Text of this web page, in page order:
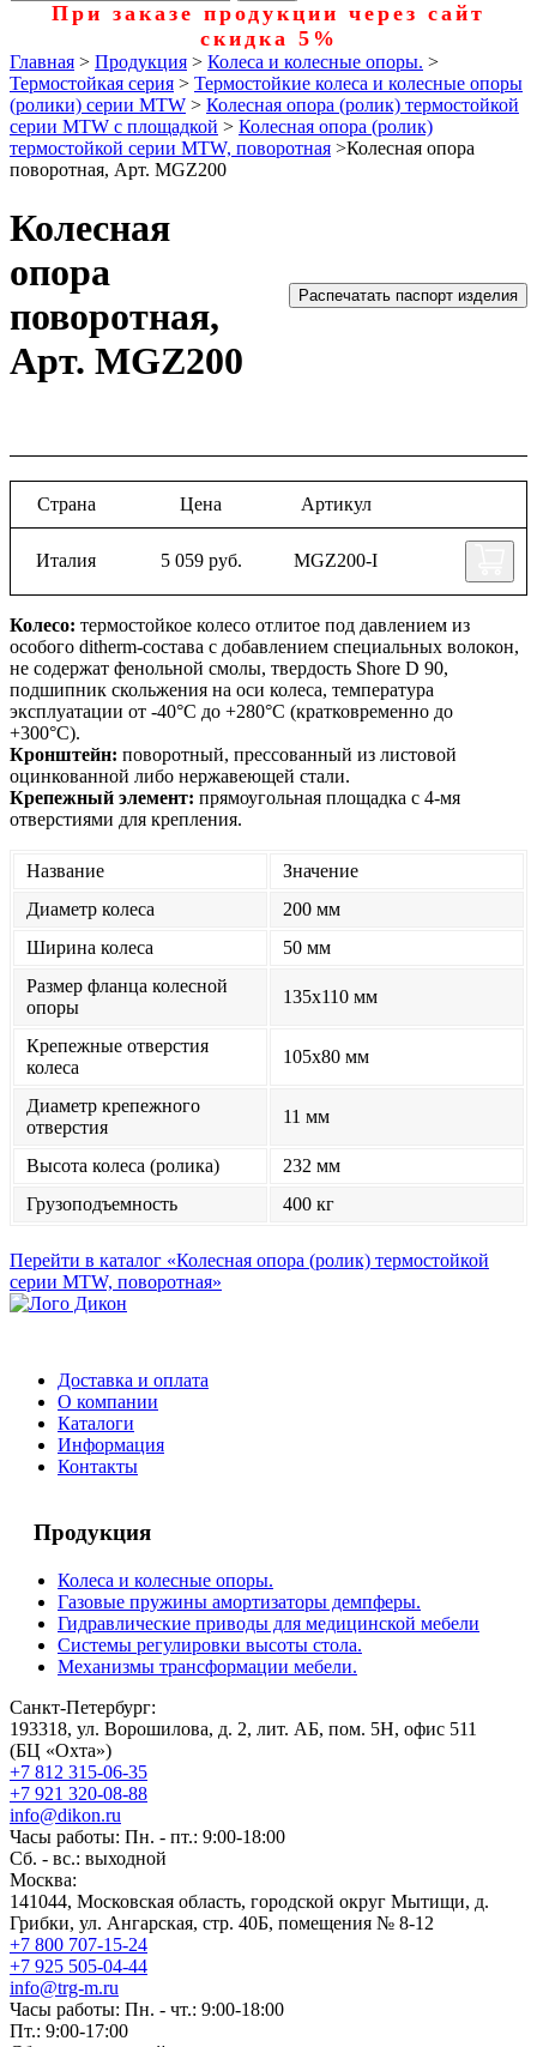
При заказе продукции через сайт
скидка 5%
Главная > Продукция > Колеса и колесные опоры. >
Термостойкая серия > Термостойкие колеса и колесные опоры
(ролики) серии MTW > Колесная опора (ролик) термостойкой
серии MTW с площадкой > Колесная опора (ролик)
термостойкой серии MTW, поворотная >Колесная опора
поворотная, Арт. MGZ200
Колесная
опора
поворотная,
Арт. MGZ200
Распечатать паспорт изделия
Колесо: термостойкое колесо отлитое под давлением из
особого ditherm-состава с добавлением специальных волокон,
не содержат фенольной смолы, твердость Shore D 90,
подшипник скольжения на оси колеса, температура
эксплуатации от -40°С до +280°С (кратковременно до
+300°С).
Кронштейн: поворотный, прессованный из листовой
оцинкованной либо нержавеющей стали.
Крепежный элемент: прямоугольная площадка с 4-мя
отверстиями для крепления.
Название
Значение
Диаметр колеса
200 мм
Ширина колеса
50 мм
Размер фланца колесной
опоры
135x110 мм
Крепежные отверстия
колеса
105x80 мм
Диаметр крепежного
отверстия
11 мм
Высота колеса (ролика)
232 мм
Грузоподъемность
400 кг
Страна Цена Артикул
Италия 5 059 руб. MGZ200-I
Перейти в каталог «Колесная опора (ролик) термостойкой
серии MTW, поворотная»
Доставка и оплата
О компании
Каталоги
Информация
Контакты
Продукция
Колеса и колесные опоры.
Газовые пружины амортизаторы демпферы.
Гидравлические приводы для медицинской мебели
Системы регулировки высоты стола.
Механизмы трансформации мебели.
Санкт-Петербург:
193318, ул. Ворошилова, д. 2, лит. АБ, пом. 5Н, офис 511
(БЦ «Охта»)
+7 812 315-06-35
+7 921 320-08-88
info@dikon.ru
Часы работы: Пн. - пт.: 9:00-18:00
Сб. - вс.: выходной
Москва:
141044, Московская область, городской округ Мытищи, д.
Грибки, ул. Ангарская, стр. 40Б, помещения № 8-12
+7 800 707-15-24
+7 925 505-04-44
info@trg-m.ru
Часы работы: Пн. - чт.: 9:00-18:00
Пт.: 9:00-17:00